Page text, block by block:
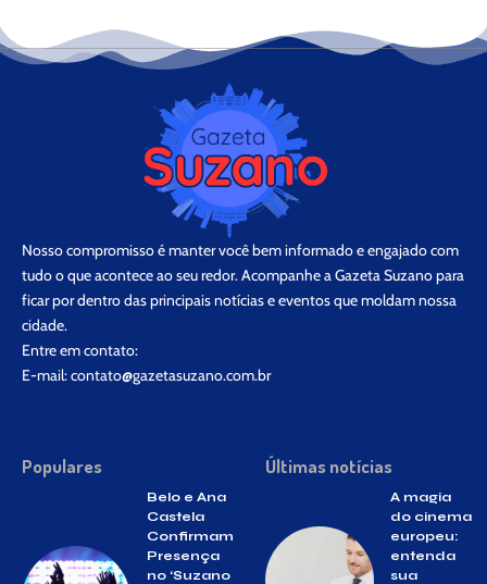
Nosso compromisso é manter você bem informado e engajado com
tudo o que acontece ao seu redor. Acompanhe a Gazeta Suzano para
ficar por dentro das principais notícias e eventos que moldam nossa
cidade.
Entre em contato:
E-mail:contato@gazetasuzano.com.br
Populares
Belo e Ana
Castela
Confirmam
Presença
no ‘Suzano
Últimas notícias
A magia
do cinema
europeu:
entenda
sua